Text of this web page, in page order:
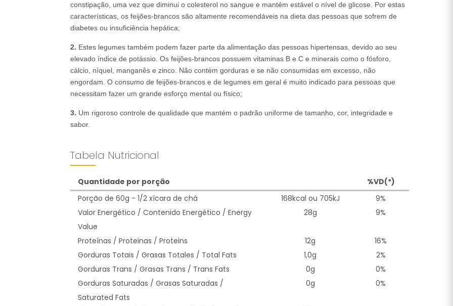
constipação, uma vez que diminui o colesterol no sangue e mantém estável o nível de glicose. Por estas
características, os feijões-brancos são altamente recomendáveis na dieta das pessoas que sofrem de
diabetes ou insuficiência hepática;
2. Estes legumes também podem fazer parte da alimentação das pessoas hipertensas, devido ao seu
elevado índice de potássio. Os feijões-brancos possuem vitaminas B e C e minerais como o fósforo,
cálcio, níquel, manganês e zinco. Não contém gorduras e se não consumidas em excesso, não
engordam. O consumo de feijões-brancos e de legumes em geral é muito indicado para pessoas que
necessitam fazer um grande esforço mental ou físico;
3. Um rigoroso controle de qualidade que mantém o padrão uniforme de tamanho, cor, integridade e
sabor.
Tabela Nutricional
Quantidade por porção
%VD(*)
Porção de 60g - 1/2 xícara de chá
168kcal ou 705kJ
9%
Valor Energético / Contenido Energético / Energy
Value
28g 9%
Proteínas / Proteinas / Proteins 12g
16%
Gorduras Totais / Grasas Totales / Total Fats
1,0g
2%
Gorduras Trans / Grasas Trans / Trans Fats
0g
0%
Gorduras Saturadas / Grasas Saturadas /
Saturated Fats
0g 0%